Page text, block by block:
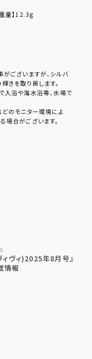
量】12.3g
ございますが、シルバ
きを取り戻します。
入浴や海水浴等、水場で
どのモニター環境によ
場合がございます。
ィヴィ)2025年8月号』
情報